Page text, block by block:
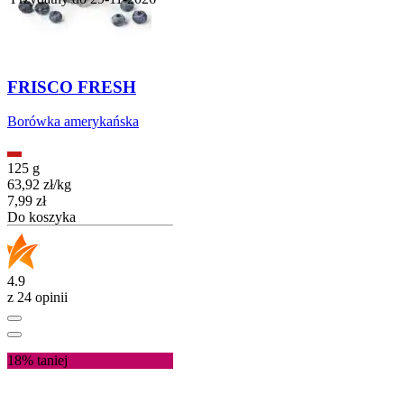
FRISCO FRESH
Borówka amerykańska
125 g
63,92 zł/kg
Cena
7,99 zł
Do koszyka
4.9
z 24 opinii
18% taniej